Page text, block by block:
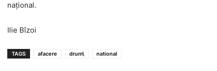
naţional.
Ilie Bîzoi
TAGS afacere drum\ national